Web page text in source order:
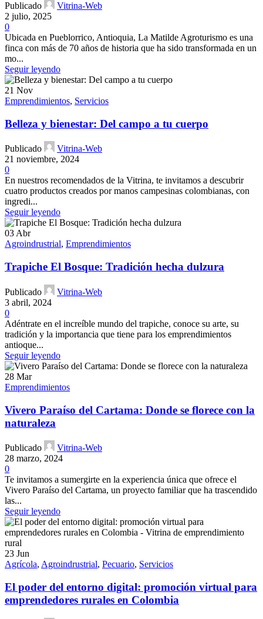
Publicado
Vitrina-Web
2 julio, 2025
0
Ubicada en Pueblorrico, Antioquia, La Matilde Agroturismo es una
finca con más de 70 años de historia que ha sido transformada en un
mo...
Seguir leyendo
21 Nov
Emprendimientos, Servicios
Belleza y bienestar: Del campo a tu cuerpo
Publicado
Vitrina-Web
21 noviembre, 2024
0
En nuestros recomendados de la Vitrina, te invitamos a descubrir
cuatro productos creados por manos campesinas colombianas, con
ingredi...
Seguir leyendo
03Abr
Agroindrustrial, Emprendimientos
Trapiche El Bosque: Tradición hecha dulzura
Publicado
Vitrina-Web
3 abril, 2024
0
Adéntrate en el increíble mundo del trapiche, conoce su arte, su
tradición y la importancia que tiene para los emprendimientos
antioque...
Seguir leyendo
28 Mar
Emprendimientos
Vivero Paraíso del Cartama: Donde se florece con la
naturaleza
Publicado
Vitrina-Web
28 marzo, 2024
0
Te invitamos a sumergirte en la experiencia única que ofrece el
Vivero Paraíso del Cartama, un proyecto familiar que ha trascendido
las...
Seguir leyendo
23 Jun
Agrícola, Agroindrustrial, Pecuario, Servicios
El poder del entorno digital: promoción virtual para
emprendedores rurales en Colombia